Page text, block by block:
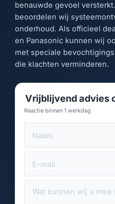
benauwde gevoel
beoordelen wij
onderhoud. Als officieel
en Panasonic kunnen wij
met speciale
die klachten verminderen.
Vrijblijvend advies
Reactie binnen 1 werkdag